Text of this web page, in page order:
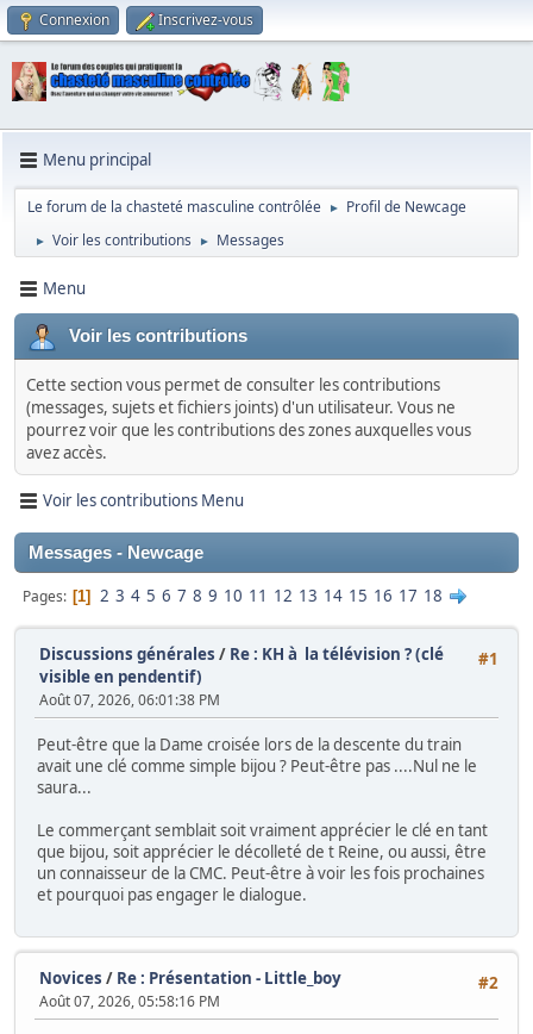
Connexion Inscrivez-vous
Menu principal
Le forum de la chasteté masculine contrôlée ► Profil de Newcage
► Voir les contributions ► Messages
Menu
Voir les contributions
Cette section vous permet de consulter les contributions
(messages, sujets et fichiers joints) d'un utilisateur. Vous ne
pourrez voir que les contributions des zones auxquelles vous
avez accès.
Voir les contributions Menu
Messages - Newcage
Pages 1 2 3 4 5 6 7 8 9 10 11 12 13 14 15 16 17 18
#1
Discussions générales / Re : KH à la télévision ? (clé
visible en pendentif)
Août 07, 2026, 06:01:38 PM
Peut-être que la Dame croisée lors de la descente du train
avait une clé comme simple bijou ? Peut-être pas ....Nul ne le
saura...
Le commerçant semblait soit vraiment apprécier le clé en tant
que bijou, soit apprécier le décolleté de t Reine, ou aussi, être
un connaisseur de la CMC. Peut-être à voir les fois prochaines
et pourquoi pas engager le dialogue.
#2
Novices / Re : Présentation - Little_boy
Août 07, 2026, 05:58:16 PM